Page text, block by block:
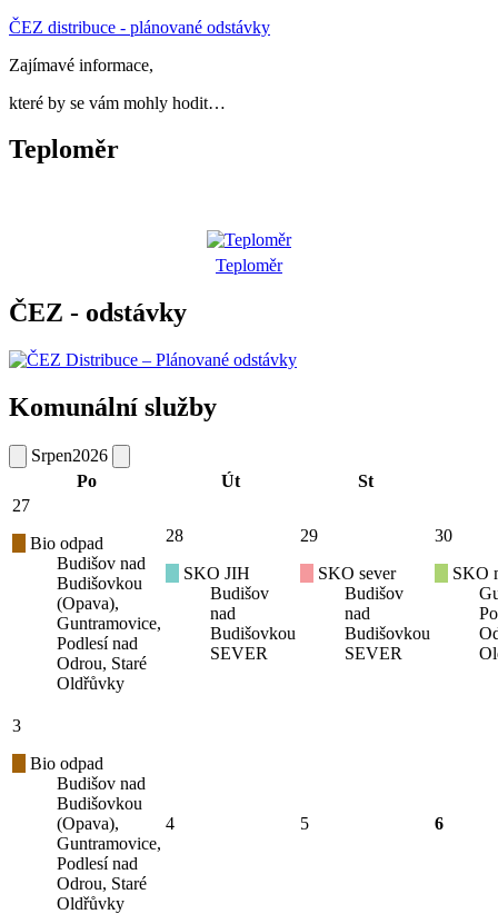
ČEZ distribuce - plánované odstávky
Zajímavé informace,
které by se vám mohly hodit…
Teploměr
Teploměr
ČEZ - odstávky
Komunální služby
Srpen2026
Po
Út
St
27
Bio odpad
Budišov nad
Budišovkou
(Opava),
Guntramovice,
Podlesí nad
Odrou, Staré
Oldřůvky
28
SKO JIH
Budišov
nad
Budišovkou
SEVER
29
SKO sever
Budišov
nad
Budišovkou
SEVER
30
SKO
3
Bio odpad
Budišov nad
Budišovkou
(Opava),
Guntramovice,
Podlesí nad
Odrou, Staré
Oldřůvky
4 5 6